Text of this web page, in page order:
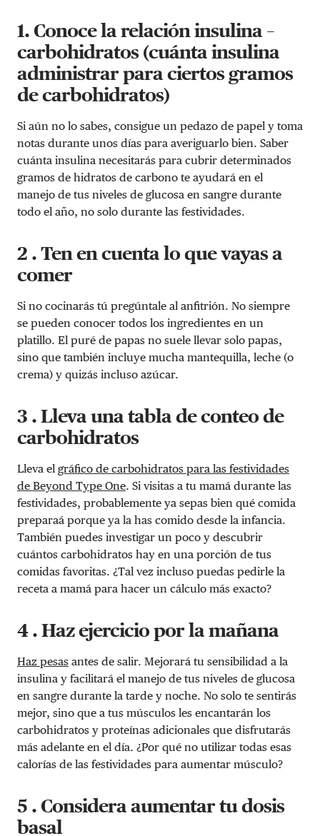
1. Conoce la relación insulina –
carbohidratos (cuánta insulina
administrar para ciertos gramos
de carbohidratos)
Si aún no lo sabes, consigue un pedazo de papel y toma
notas durante unos días para averiguarlo bien. Saber
cuánta insulina necesitarás para cubrir determinados
gramos de hidratos de carbono te ayudará en el
manejo de tus niveles de glucosa en sangre durante
todo el año, no solo durante las festividades.
2 . Ten en cuenta lo que vayas a
comer
Si no cocinarás tú pregúntale al anfitrión. No siempre
se pueden conocer todos los ingredientes en un
platillo. El puré de papas no suele llevar solo papas,
sino que también incluye mucha mantequilla, leche (o
crema) y quizás incluso azúcar.
3 . Lleva una tabla de conteo de
carbohidratos
Lleva el gráfico de carbohidratos para las festividades
de Beyond Type One. Si visitas a tu mamá durante las
festividades, probablemente ya sepas bien qué comida
preparaá porque ya la has comido desde la infancia.
También puedes investigar un poco y descubrir
cuántos carbohidratos hay en una porción de tus
comidas favoritas. ¿Tal vez incluso puedas pedirle la
receta a mamá para hacer un cálculo más exacto?
4 . Haz ejercicio por la mañana
Haz pesas antes de salir. Mejorará tu sensibilidad a la
insulina y facilitará el manejo de tus niveles de glucosa
en sangre durante la tarde y noche. No solo te sentirás
mejor, sino que a tus músculos les encantarán los
carbohidratos y proteínas adicionales que disfrutarás
más adelante en el día. ¿Por qué no utilizar todas esas
calorías de las festividades para aumentar músculo?
5 . Considera aumentar tu dosis
basal